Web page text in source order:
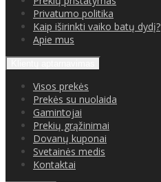
Privatumo politika
Kaip iširinkti vaiko batų dydį?
Apie mus
Visos prekės
Prekės su nuolaida
Gamintojai
Prekių grąžinimai
Dovanų kuponai
Svetainės medis
Kontaktai